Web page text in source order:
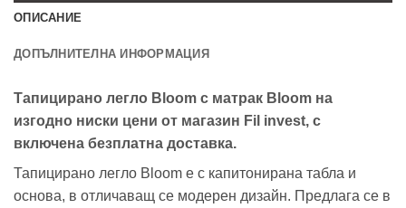
ОПИСАНИЕ
ДОПЪЛНИТЕЛНА ИНФОРМАЦИЯ
Тапицирано легло Bloom с матрак Bloom на
изгодно ниски цени от магазин Fil invest, с
включена безплатна доставка.
Тапицирано легло Bloom е с капитонирана табла и
основа, в отличаващ се модерен дизайн. Предлага се в